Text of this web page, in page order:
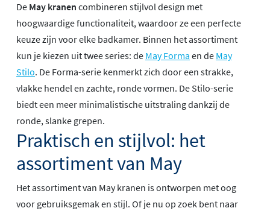
De May kranen combineren stijlvol design met
hoogwaardige functionaliteit, waardoor ze een perfecte
keuze zijn voor elke badkamer. Binnen het assortiment
kun je kiezen uit twee series: de May Forma en de May
Stilo. De Forma-serie kenmerkt zich door een strakke,
vlakke hendel en zachte, ronde vormen. De Stilo-serie
biedt een meer minimalistische uitstraling dankzij de
ronde, slanke grepen.
Praktisch en stijlvol: het
assortiment van May
Het assortiment van May kranen is ontworpen met oog
voor gebruiksgemak en stijl. Of je nu op zoek bent naar